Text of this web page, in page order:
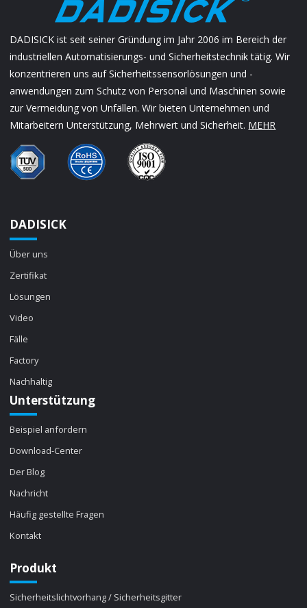
DADISICK ist seit seiner Gründung im Jahr 2006 im Bereich der
industriellen Automatisierungs- und Sicherheitstechnik tätig. Wir
konzentrieren uns auf Sicherheitssensorlösungen und -
anwendungen zum Schutz von Personal und Maschinen sowie
zur Vermeidung von Unfällen. Wir bieten Unternehmen und
Mitarbeitern Unterstützung, Mehrwert und Sicherheit. MEHR
DADISICK
Über uns
Zertifikat
Lösungen
Video
Fälle
Factory
Nachhaltig
Unterstützung
Beispiel anfordern
Download-Center
Der Blog
Nachricht
Häufig gestellte Fragen
Kontakt
Produkt
Sicherheitslichtvorhang / Sicherheitsgitter